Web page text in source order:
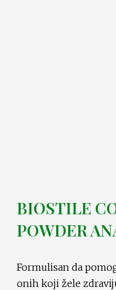
BIOSTILE
POWDER
Formulisan da
onih koji žele